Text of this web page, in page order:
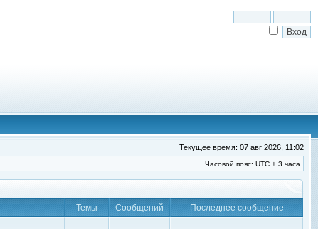
Текущее время: 07 авг 2026, 11:02
Часовой пояс: UTC + 3 часа
Темы Сообщений
Последнее сообщение